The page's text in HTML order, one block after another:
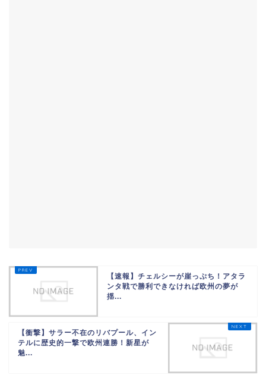
【速報】チェルシーが崖っぷち！アタラ
ンタ戦で勝利できなければ欧州の夢が
揺...
【衝撃】サラー不在のリバプール、イン
テルに歴史的一撃で欧州連勝！新星が
魅...